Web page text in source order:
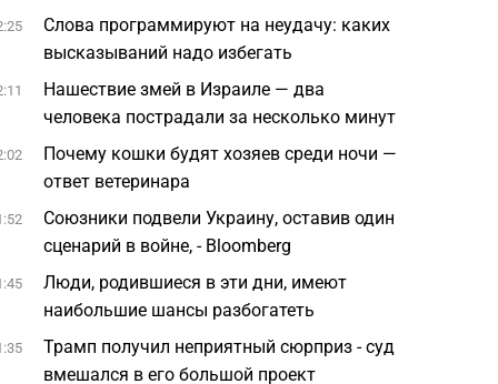
Слова программируют на неудачу: каких
высказываний надо избегать
Нашествие змей в Израиле — два
человека пострадали за несколько минут
Почему кошки будят хозяев среди ночи —
ответ ветеринара
Союзники подвели Украину, оставив один
сценарий в войне, - Bloomberg
Люди, родившиеся в эти дни, имеют
наибольшие шансы разбогатеть
Трамп получил неприятный сюрприз - суд
вмешался в его большой проект